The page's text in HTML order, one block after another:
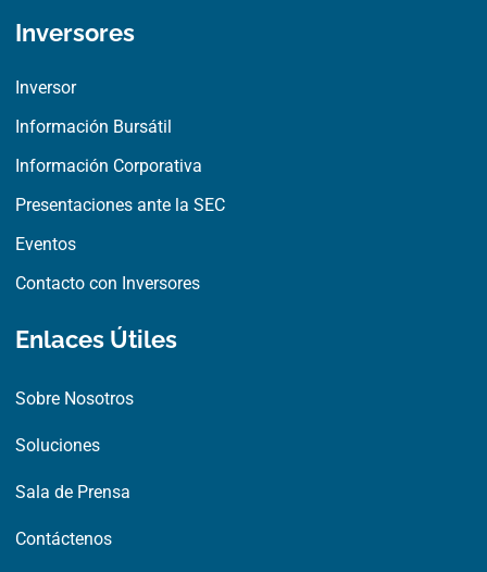
b
k
i
Inversores
Inversor
Información Bursátil
Información Corporativa
Presentaciones ante la SEC
Eventos
Contacto con Inversores
Enlaces Útiles
Sobre Nosotros
Soluciones
Sala de Prensa
Contáctenos